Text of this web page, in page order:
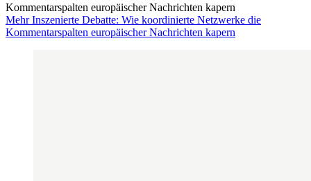
Kommentarspalten europäischer Nachrichten kapern
Mehr Inszenierte Debatte: Wie koordinierte Netzwerke die
Kommentarspalten europäischer Nachrichten kapern